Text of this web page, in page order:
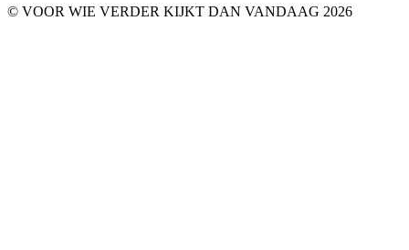
© VOOR WIE VERDER KIJKT DAN VANDAAG 2026